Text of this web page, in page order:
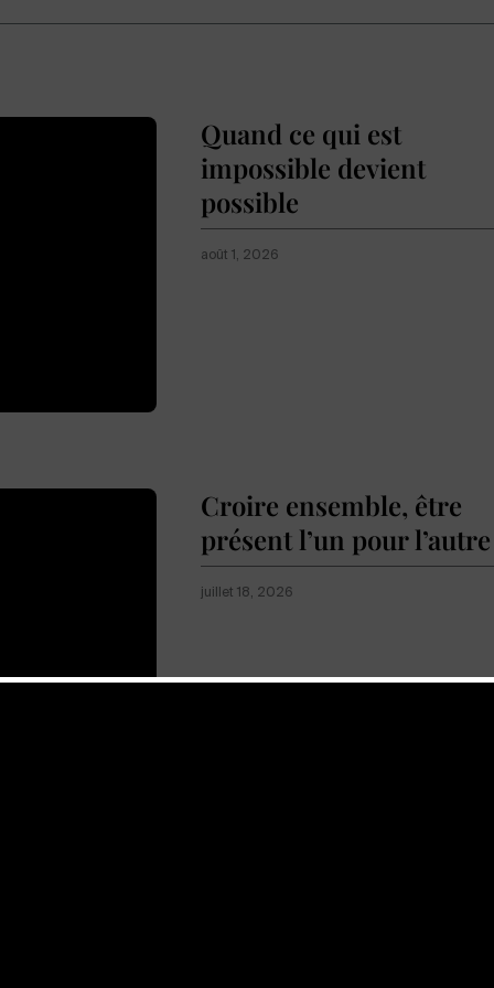
Quand ce qui est
impossible devient
possible
août 1, 2026
Croire ensemble, être
présent l’un pour l’autre
juillet 18, 2026